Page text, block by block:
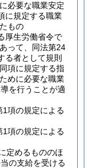
必要な職業安定
に規定する職業
もの
厚生労働省令で
って、同法第24
る者として規則
項に規定する指
めに必要な職業
を行うことが適
項の規定による
項の規定による
定めるもののほ
の支給を受ける